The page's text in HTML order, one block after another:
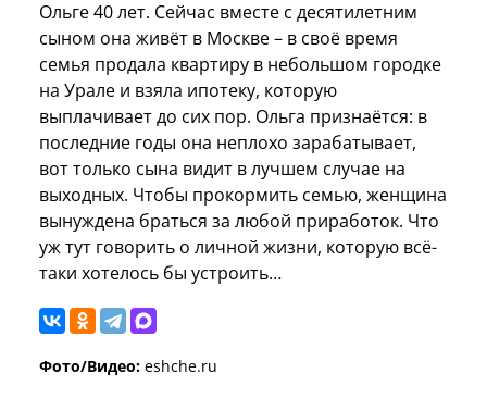
Ольге 40 лет. Сейчас вместе с десятилетним
сыном она живёт в Москве – в своё время
семья продала квартиру в небольшом городке
на Урале и взяла ипотеку, которую
выплачивает до сих пор. Ольга признаётся: в
последние годы она неплохо зарабатывает,
вот только сына видит в лучшем случае на
выходных. Чтобы прокормить семью, женщина
вынуждена браться за любой приработок. Что
уж тут говорить о личной жизни, которую всё-
таки хотелось бы устроить…
Фото/Видео: eshche.ru